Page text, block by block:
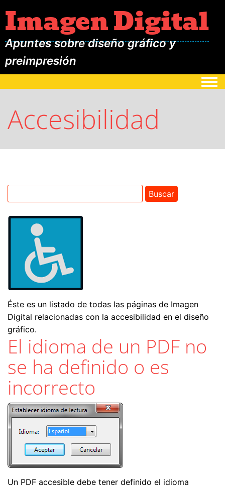
Imagen Digital
Apuntes sobre diseño gráfico y
preimpresión
Accesibilidad
Éste es un listado de todas las páginas de Imagen
Digital relacionadas con la accesibilidad en el diseño
gráfico.
El idioma de un PDF no
se ha definido o es
incorrecto
Un PDF accesible debe tener definido el idioma